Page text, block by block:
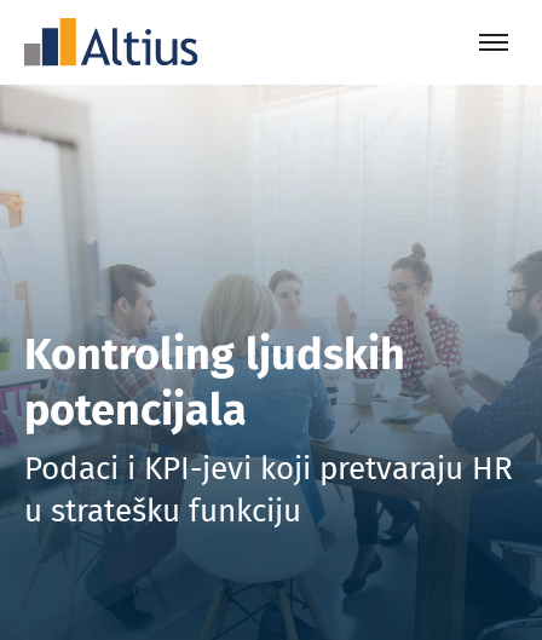
Kontroling ljudskih
potencijala
Podaci i KPI-jevi koji pretvaraju HR
u stratešku funkciju